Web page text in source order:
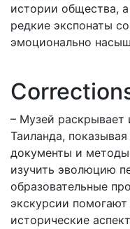
истории общества,
редкие экспонаты
эмоционально
– Музей
Таиланда,
документы и методы
изучить эволюцию
образовательные
экскурсии
исторические